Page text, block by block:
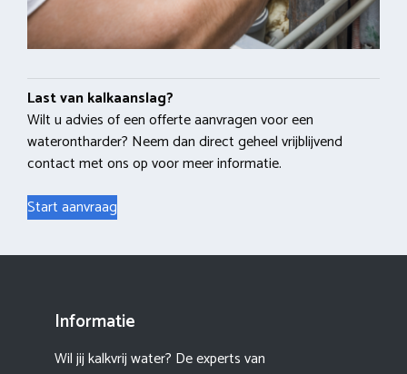
Last van kalkaanslag?
Wilt u advies of een offerte aanvragen voor een
waterontharder? Neem dan direct geheel vrijblijvend
contact met ons op voor meer informatie.
Start aanvraag
Informatie
Wil jij kalkvrij water? De experts van